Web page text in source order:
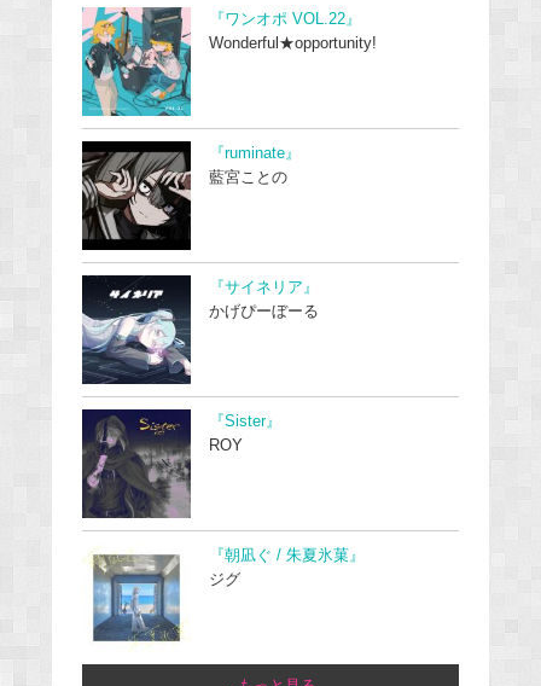
『ワンオポ VOL.22』
Wonderful★opportunity!
『ruminate』
藍宮ことの
『サイネリア』
かげぴーぼーる
『Sister』
ROY
『朝凪ぐ / 朱夏氷菓』
ジグ